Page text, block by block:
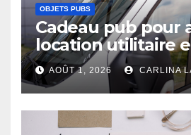
OBJETS PUBS
Cadeau pub pour
location utilitaire
AOÛT 1, 2026 CARLINA